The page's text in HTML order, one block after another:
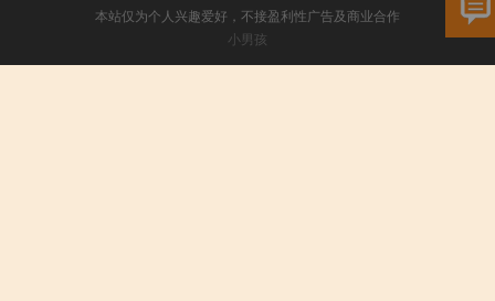
本站仅为个人兴趣爱好，不接盈利性广告及商业合作
小男孩